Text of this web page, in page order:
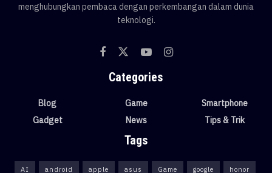
menghubungkan pembaca dengan perkembangan dalam dunia
teknologi.
Categories
Blog
Gadget
Game
News
Smartphone
Tips & Trik
Tags
AI android apple asus Game google honor